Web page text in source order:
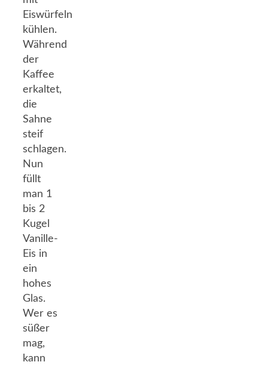
Eiswürfeln
kühlen.
Während
der
Kaffee
erkaltet,
die
Sahne
steif
schlagen.
Nun
füllt
man 1
bis 2
Kugel
Vanille-
Eis in
ein
hohes
Glas.
Wer es
süßer
mag,
kann